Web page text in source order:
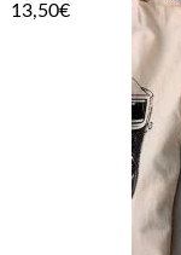
13,50€